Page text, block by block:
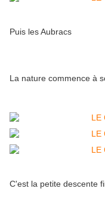
Puis les Aubracs
La nature commence à
C'est la petite descente